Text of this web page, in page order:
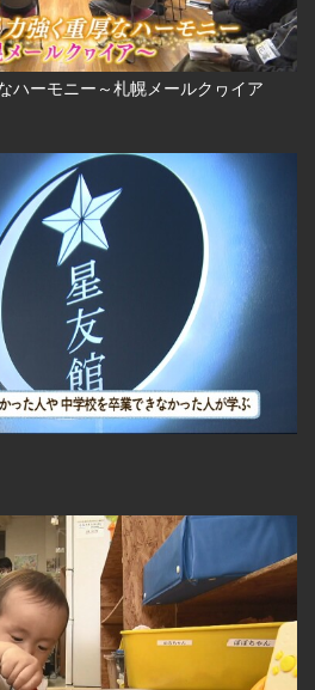
ハーモニー～札幌メールクヮイア